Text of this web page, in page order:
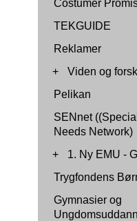
Costumer
TEKGUIDE
Reklamer
+
Viden og
Pelikan
SENnet
Needs Network)
+
1. Ny EMU -
Trygfondens
Gymnasier og